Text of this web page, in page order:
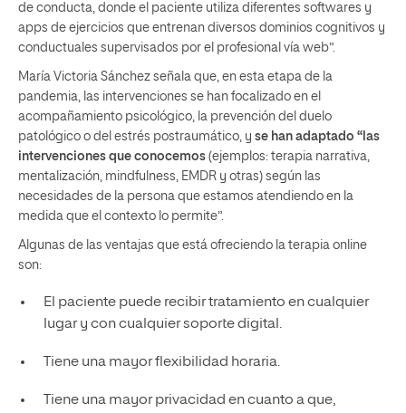
de conducta, donde el paciente utiliza diferentes softwares y
apps de ejercicios que entrenan diversos dominios cognitivos y
conductuales supervisados por el profesional vía web”.
María Victoria Sánchez señala que, en esta etapa de la
pandemia, las intervenciones se han focalizado en el
acompañamiento psicológico, la prevención del duelo
patológico o del estrés postraumático, y se han adaptado “las
intervenciones que conocemos (ejemplos: terapia narrativa,
mentalización, mindfulness, EMDR y otras) según las
necesidades de la persona que estamos atendiendo en la
medida que el contexto lo permite”.
Algunas de las ventajas que está ofreciendo la terapia online
son:
El paciente puede recibir tratamiento en cualquier
lugar y con cualquier soporte digital.
Tiene una mayor flexibilidad horaria.
Tiene una mayor privacidad en cuanto a que,